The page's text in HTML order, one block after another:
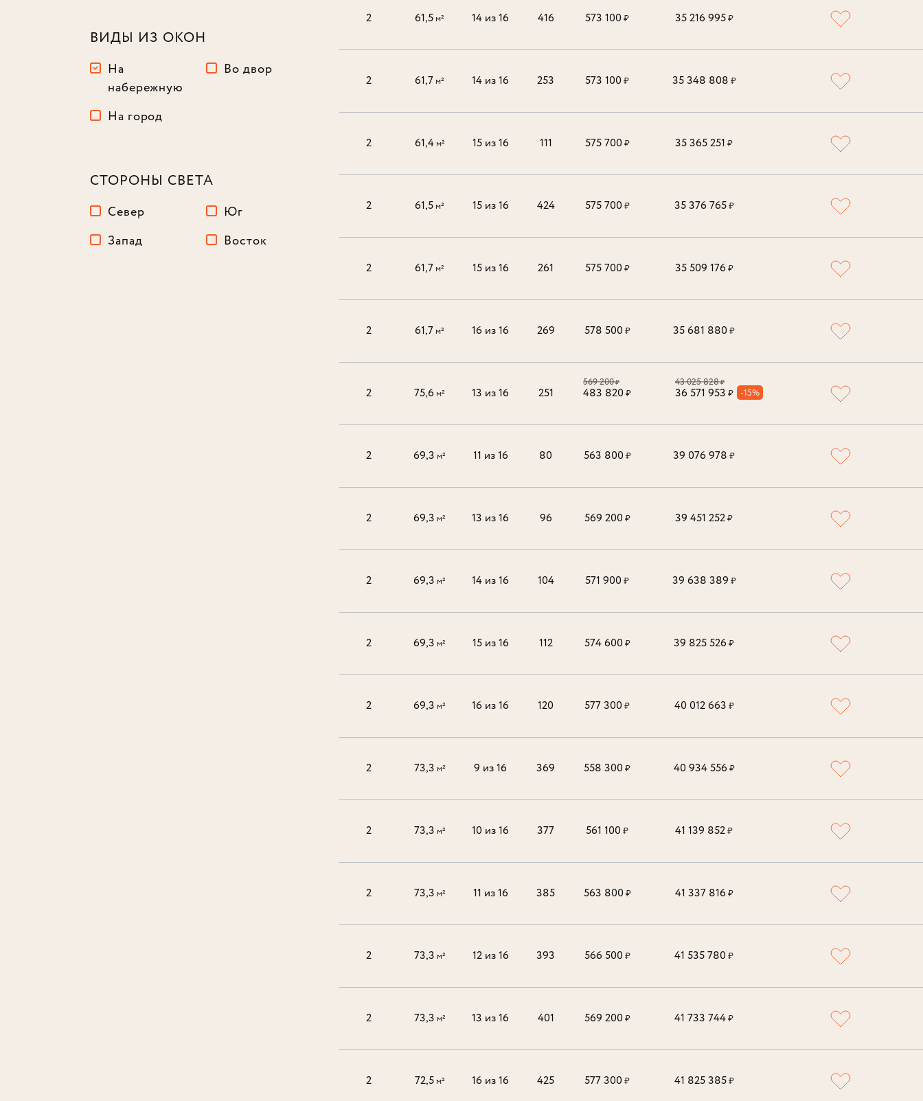
ВИДЫ ИЗ ОКОН
На
набережную
Во двор
На город
СТОРОНЫ СВЕТА
Север
Юг
Запад
Восток
2 61,5 м² 14 из 16 416 573 100₽ 35 216 995₽
2 61,7 м² 14 из 16 253 573 100₽ 35 348 808 ₽
2 61,4м² 15 из 16 111 575 700₽ 35 365 251 ₽
2 61,5 м² 15 из 16 424 575 700₽ 35 376 765₽
2 61,7 м² 15 из 16 261 575 700₽ 35 509 176₽
2 61,7 м² 16 из 16 269 578 500₽ 35 681 880₽
2 75,6 м² 13 из 16 251
569 200₽
483 820₽
43 025 828₽
36 571 953 ₽ -15%
2 69,3 м² 11 из 16 80 563 800₽ 39 076 978 ₽
2 69,3 м² 13 из 16 96 569 200₽ 39 451 252₽
2 69,3 м² 14 из 16 104 571 900₽ 39 638 389 ₽
2 69,3 м² 15 из 16 112 574 600₽ 39 825 526₽
2 69,3 м² 16 из 16 120 577 300₽ 40 012 663 ₽
2 73,3 м² 9 из 16 369 558 300₽ 40 934 556₽
2 73,3 м² 10 из 16 377 561 100₽ 41 139 852₽
2 73,3 м² 11 из 16 385 563 800₽ 41 337 816₽
2 73,3 м² 12 из 16 393 566 500₽ 41 535 780₽
2 73,3 м² 13 из 16 401 569 200₽ 41 733 744₽
2 72,5м² 16 из 16 425 577 300₽ 41 825 385₽